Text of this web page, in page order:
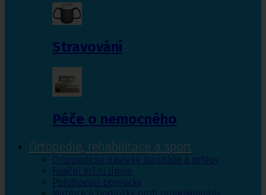
Stravování
Péče o nemocného
Ortopedie, rehabilitace a sport
Ortopedické návleky, bandáže a ortézy
Fixační krční límce
Polohovací pomůcky